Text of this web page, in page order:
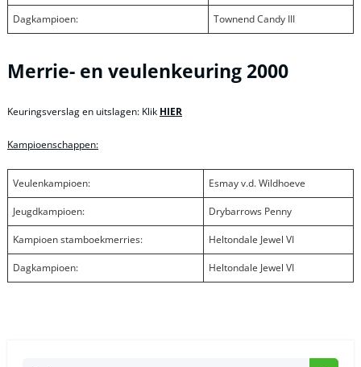
Dagkampioen: Townend Candy III
Merrie- en veulenkeuring 2000
Keuringsverslag en uitslagen: Klik HIER
Kampioenschappen:
Veulenkampioen: Esmay v.d. Wildhoeve
Jeugdkampioen: Drybarrows Penny
Kampioen stamboekmerries: Heltondale Jewel VI
Dagkampioen: Heltondale Jewel VI